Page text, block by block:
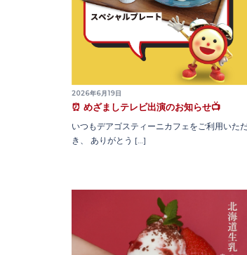
2026年6月19日
⏰ めざましテレビ出演のお知らせ📺
いつもデアゴスティーニカフェをご利用いた
き、 ありがとう […]